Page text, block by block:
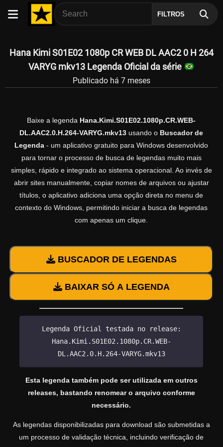
FILTROS
Hana Kimi S01E02 1080p CR WEB DL AAC2 0 H 264
VARYG mkv13 Legenda Oficial da série
Publicado há 7 meses
Baixe a legenda Hana.Kimi.S01E02.1080p.CR.WEB-
DL.AAC2.0.H.264-VARYG.mkv13 usando o Buscador de
Legenda - um aplicativo gratuito para Windows desenvolvido
para tornar o processo de busca de legendas muito mais
simples, rápido e integrado ao sistema operacional. Ao invés de
abrir sites manualmente, copiar nomes de arquivos ou ajustar
títulos, o aplicativo adiciona uma opção direta no menu de
contexto do Windows, permitindo iniciar a busca de legendas
com apenas um clique.
BUSCADOR DE LEGENDAS
BAIXAR SÓ A LEGENDA
Legenda Oficial testada no release:
Hana.Kimi.S01E02.1080p.CR.WEB-
DL.AAC2.0.H.264-VARYG.mkv13
Esta legenda também pode ser utilizada em outros
releases, bastando renomear o arquivo conforme
necessário.
As legendas disponibilizadas para download são submetidas a
um processo de validação técnica, incluindo verificação de